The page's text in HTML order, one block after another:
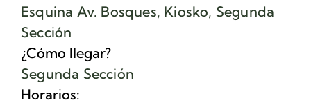
Esquina Av. Bosques, Kiosko, Segunda
Sección
¿Cómo llegar?
Segunda Sección
Horarios: